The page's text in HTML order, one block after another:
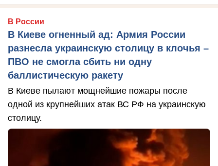
В России
В Киеве огненный ад: Армия России
разнесла украинскую столицу в клочья –
ПВО не смогла сбить ни одну
баллистическую ракету
В Киеве пылают мощнейшие пожары после
одной из крупнейших атак ВС РФ на украинскую
столицу.